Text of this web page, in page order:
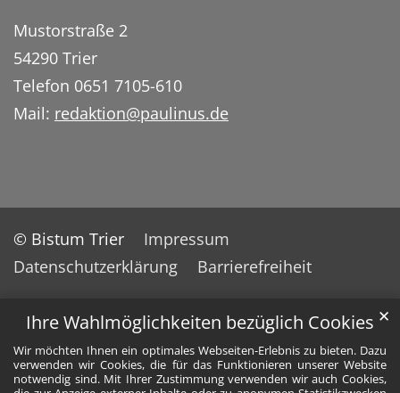
Ihre Wahlmöglichkeiten bezüglich Cookies
Wir möchten Ihnen ein optimales Webseiten-Erlebnis zu bieten. Dazu
verwenden wir Cookies, die für das Funktionieren unserer Website
notwendig sind. Mit Ihrer Zustimmung verwenden wir auch Cookies,
✕
Mustorstraße 2
54290 Trier
Telefon 0651 7105-610
Mail: redaktion@paulinus.de
© Bistum Trier
Impressum
Datenschutzerklärung
Barrierefreiheit